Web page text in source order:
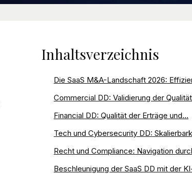
Inhaltsverzeichnis
Die SaaS M&A-Landschaft 2026:
Commercial DD: Validierung der
Financial DD: Qualität der Erträge und...
Tech und Cybersecurity DD:
Recht und Compliance: Navigation
Beschleunigung der SaaS DD mit der